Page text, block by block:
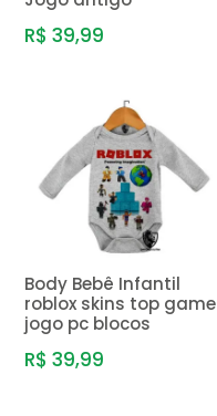
R$ 39,99
Body Bebê Infantil
roblox skins top game
jogo pc blocos
R$ 39,99